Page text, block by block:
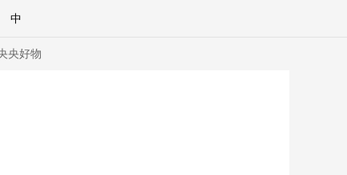
中
央好物